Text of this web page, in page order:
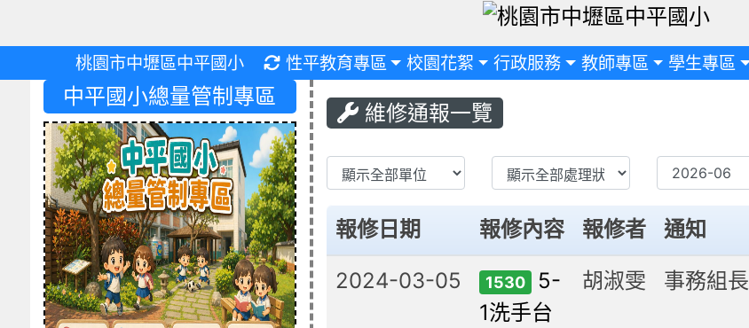
桃園市中壢區中平國小 重新取得佈景設定
性平教育專區 校園花絮 行政服務 教師專區 學生專區
維修通報一覽
List Repair
報修日期 報修內容 報修者 通知
2024-03-05
1530
5-
1洗手台
胡淑雯 事務組長
中平國小總量管制專區